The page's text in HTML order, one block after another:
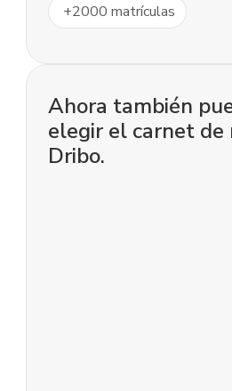
+2000 matrículas
Ahora también
elegir el carnet de
Dribo.